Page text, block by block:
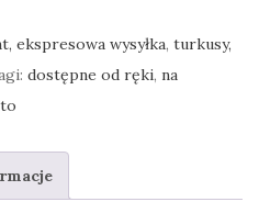
ekspresowa wysyłka, turkusy,
dostępne od ręki, na